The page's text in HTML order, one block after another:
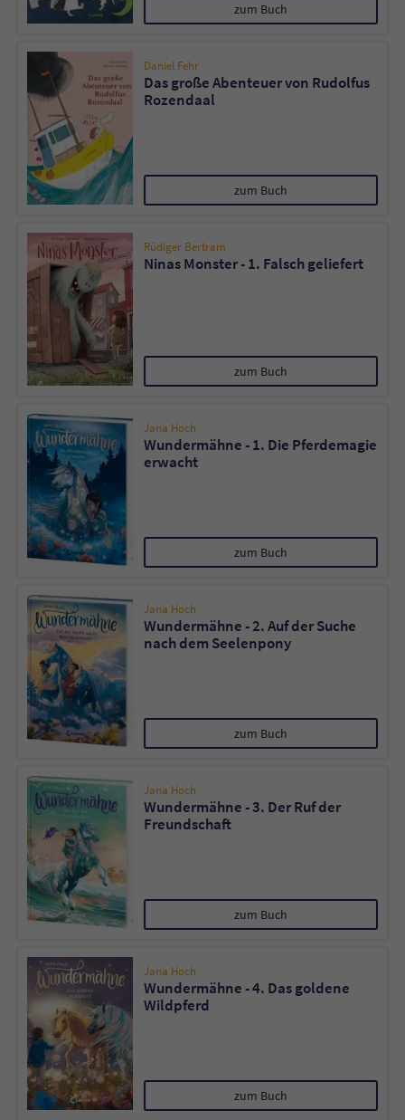
zum Buch
Daniel Fehr
Das große Abenteuer von Rudolfus
Rozendaal
zum Buch
Rüdiger Bertram
Ninas Monster - 1. Falsch geliefert
zum Buch
Jana Hoch
Wundermähne - 1. Die Pferdemagie
erwacht
zum Buch
Jana Hoch
Wundermähne - 2. Auf der Suche
nach dem Seelenpony
zum Buch
Jana Hoch
Wundermähne - 3. Der Ruf der
Freundschaft
zum Buch
Jana Hoch
Wundermähne - 4. Das goldene
Wildpferd
zum Buch